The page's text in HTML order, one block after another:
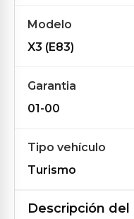
Modelo
X3 (E83)
Garantia
01-00
Tipo vehículo
Turismo
Descripción